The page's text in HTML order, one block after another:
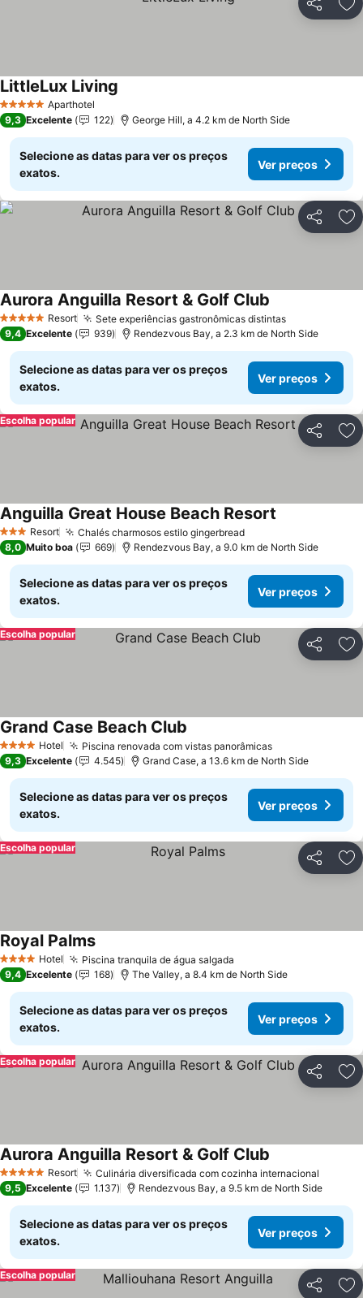
Partilhar
5 Estrelas Aparthotel
LittleLux Living
9,3 Excelente 122 George Hill, a 4.2 km de North Side
Selecione as datas para ver os preços
exatos.
Ver preços
Partilhar
5 Estrelas Resort Sete experiências gastronômicas distintasVer preços
Aurora Anguilla Resort & Golf Club
9,4 Excelente 939 Rendezvous Bay, a 2.3 km de North Side
Selecione as datas para ver os preços
exatos.
Ver preços
Partilhar
Escolha popular
3 EstrelasResort Chalés charmosos estilo gingerbreadVer preços
Anguilla Great House Beach Resort
8,0 Muito boa 669 Rendezvous Bay, a 9.0 km de North Side
Selecione as datas para ver os preços
exatos.
Ver preços
Partilhar
Escolha popular
4 EstrelasHotel Piscina renovada com vistas panorâmicasVer preços
Grand Case Beach Club
9,3 Excelente 4.545 Grand Case, a 13.6 km de North Side
Selecione as datas para ver os preços
exatos.
Ver preços
Partilhar
Escolha popular
4 EstrelasHotel Piscina tranquila de água salgada
Royal PalmsVer preços
9,4 Excelente 168 The Valley, a 8.4 km de North Side
Selecione as datas para ver os preços
exatos.
Ver preços
Partilhar
Escolha popular
5 Estrelas Resort Culinária diversificada com cozinha internacional
Aurora Anguilla Resort & Golf Club
9,5 Excelente 1.137 Rendezvous Bay, a 9.5 km de North Side
Selecione as datas para ver os preços
exatos.
Ver preços
Partilhar
Escolha popular